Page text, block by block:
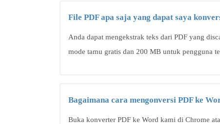
File PDF apa saja yang dapat saya
Anda dapat mengekstrak teks dari PDF yang
mode tamu gratis dan 200 MB untuk pengguna
Bagaimana cara mengonversi PDF ke
Buka konverter PDF ke Word kami di Chrome